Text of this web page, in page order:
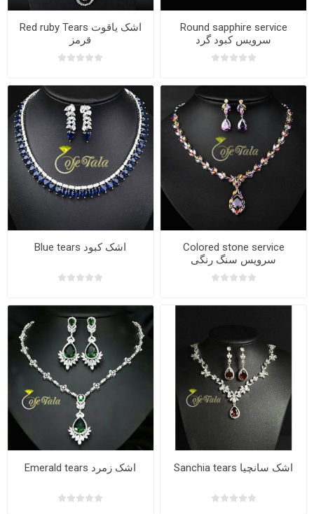
Red ruby Tears اشک یاقوت
قرمز
Round sapphire service
سرویس کبود گرد
Blue tears اشک کبود
Colored stone service
سرویس سنگ رنگی
Emerald tears اشک زمرد Sanchia tears اشک سانچیا